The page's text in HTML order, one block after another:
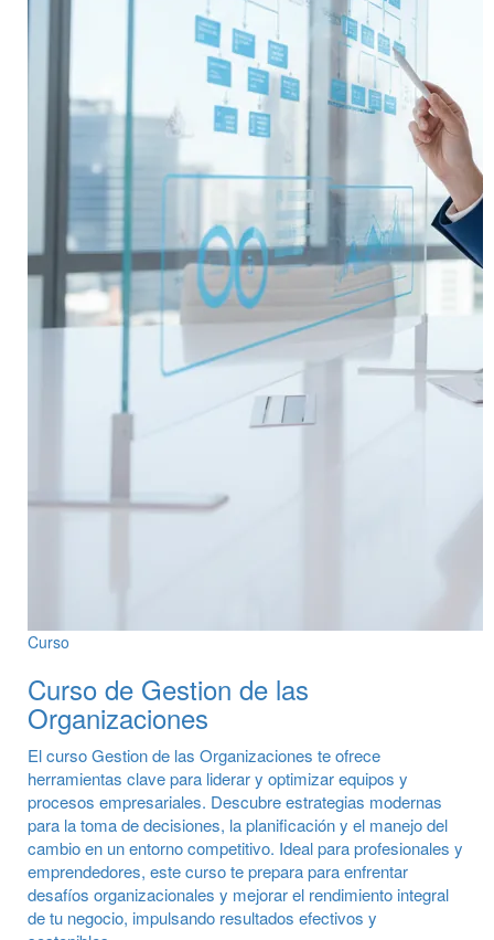
Curso
Curso de Gestion de las
Organizaciones
El curso Gestion de las Organizaciones te ofrece
herramientas clave para liderar y optimizar equipos y
procesos empresariales. Descubre estrategias modernas
para la toma de decisiones, la planificación y el manejo del
cambio en un entorno competitivo. Ideal para profesionales y
emprendedores, este curso te prepara para enfrentar
desafíos organizacionales y mejorar el rendimiento integral
de tu negocio, impulsando resultados efectivos y